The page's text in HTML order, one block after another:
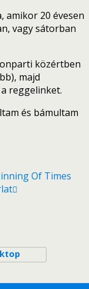
amikor 20 évesen
vagy sátorban
közértben
majd
reggelinket.
és bámultam
Of Times